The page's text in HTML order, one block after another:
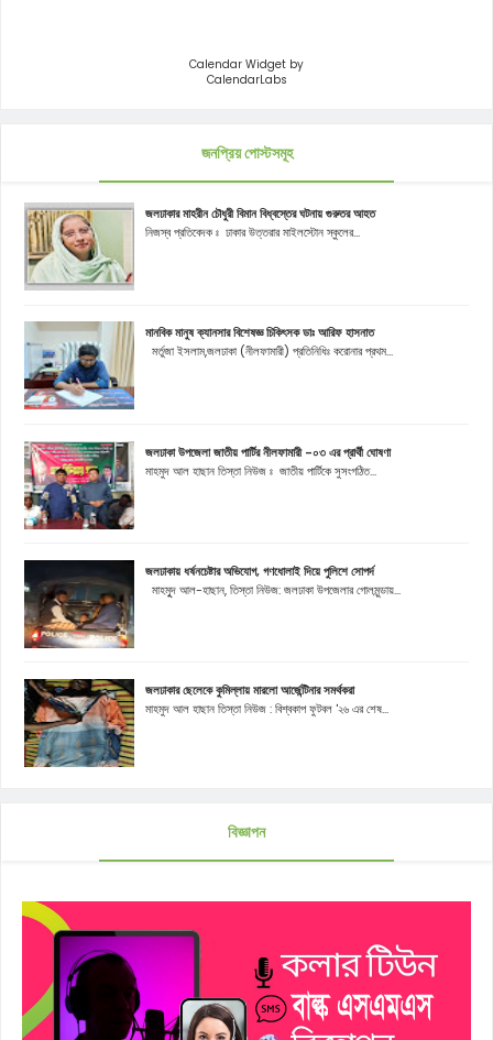
Calendar Widget by
CalendarLabs
জনপ্রিয় পোস্টসমূহ
জলঢাকার মাহরীন চৌধুরী বিমান বিধ্বস্তের ঘটনায় গুরুতর আহত
নিজস্ব প্রতিবেদক ঃ ঢাকার উত্তরার মাইলস্টোন স্কুলের...
মানবিক মানুষ ক্যানসার বিশেষজ্ঞ চিকিৎসক ডাঃ আরিফ হাসনাত
মর্তুজা ইসলাম,জলঢাকা (নীলফামারী) প্রতিনিধিঃ করোনার প্রথম...
জলঢাকা উপজেলা জাতীয় পার্টির নীলফামারী -০৩ এর প্রার্থী ঘোষণা
মাহমুদ আল হাছান তিস্তা নিউজ ঃ জাতীয় পার্টিকে সুসংগঠিত...
জলঢাকায় ধর্ষনচেষ্টার অভিযোগ, গণধোলাই দিয়ে পুলিশে সোপর্দ
মাহমুূদ আল-হাছান, তিস্তা নিউজ: জলঢাকা উপজেলার গোলমুন্ডায়...
জলঢাকার ছেলেকে কুমিল্লায় মারলো আর্জেন্টিনার সমর্থকরা
মাহমুদ আল হাছান তিস্তা নিউজ : বিশ্বকাপ ফুটবল '২৬ এর শেষ...
বিজ্ঞাপন